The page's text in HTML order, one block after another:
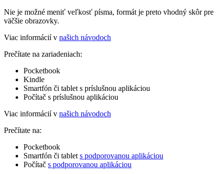
Nie je možné meniť veľkosť písma, formát je preto vhodný skôr pre
väčšie obrazovky.
Viac informácií v našich návodoch
Prečítate na zariadeniach:
Pocketbook
Kindle
Smartfón či tablet s príslušnou aplikáciou
Počítač s príslušnou aplikáciou
Viac informácií v našich návodoch
Prečítate na:
Pocketbook
Smartfón či tablet s podporovanou aplikáciou
Počítač s podporovanou aplikáciou